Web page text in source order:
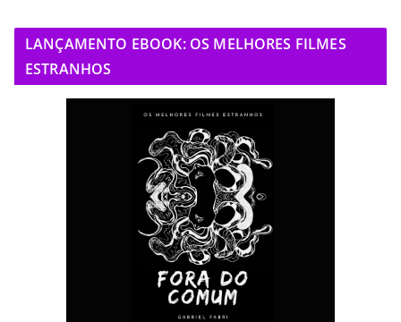
LANÇAMENTO EBOOK: OS MELHORES FILMES
ESTRANHOS